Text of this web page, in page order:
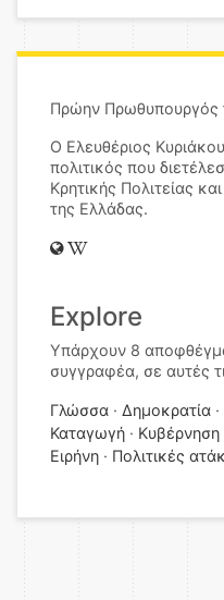
Πρώην Πρωθυπουργός
Ο Ελευθέριος
πολιτικός που
Κρητικής Πολιτείας
της Ελλάδας.
Explore
Υπάρχουν 8
συγγραφέα, σε αυτές
Γλώσσα Δημοκρατία
Καταγωγή
Κυβέρνηση
Ειρήνη
Πολιτικές